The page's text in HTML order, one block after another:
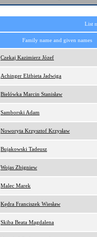
List
Family name and given names
Czekaj Kazimierz Józef
Achinger Elżbieta Jadwiga
Bielówka Marcin Stanisław
Samborski Adam
Noworyta Krzysztof Krzysław
Bujakowski Tadeusz
Wojas Zbigniew
Malec Marek
Kędra Franciszek Wiesław
Skiba Beata Magdalena